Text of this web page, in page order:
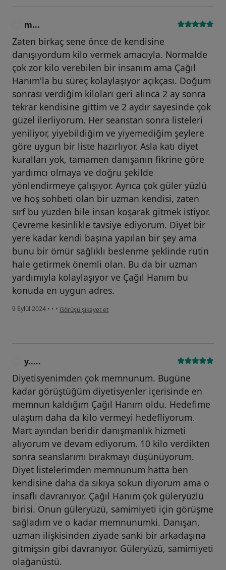
m...
Zaten birkaç sene önce de kendisine
danışıyordum kilo vermek amacıyla. Normalde
çok zor kilo verebilen bir insanım ama Çağıl
Hanım'la bu süreç kolaylaşıyor açıkçası. Doğum
sonrası verdiğim kiloları geri alınca 2 ay sonra
tekrar kendisine gittim ve 2 aydır sayesinde çok
güzel ilerliyorum. Her seanstan sonra listeleri
yeniliyor, yiyebildiğim ve yiyemediğim şeylere
göre uygun bir liste hazırlıyor. Asla katı diyet
kuralları yok, tamamen danışanın fikrine göre
yardımcı olmaya ve doğru şekilde
yönlendirmeye çalışıyor. Ayrıca çok güler yüzlü
ve hoş sohbeti olan bir uzman kendisi, zaten
sırf bu yüzden bile insan koşarak gitmek istiyor.
Çevreme kesinlikle tavsiye ediyorum. Diyet bir
yere kadar kendi başına yapılan bir şey ama
bunu bir ömür sağlıklı beslenme şeklinde rutin
hale getirmek önemli olan. Bu da bir uzman
yardımıyla kolaylaşıyor ve Çağıl Hanım bu
konuda en uygun adres.
9 Eylül 2024 • • • kullanıcının görüşüne göre m...
Görüşü şikayet et
y.....
Diyetisyenimden çok memnunum. Bugüne
kadar görüştüğüm diyetisyenler içerisinde en
memnun kaldığım Çağıl Hanım oldu. Hedefime
ulaştım daha da kilo vermeyi hedefliyorum.
Mart ayından beridir danışmanlık hizmeti
alıyorum ve devam ediyorum. 10 kilo verdikten
sonra seanslarımı bırakmayı düşünüyorum.
Diyet listelerimden memnunum hatta ben
kendisine daha da sıkıya sokun diyorum ama o
insaflı davranıyor. Çağıl Hanım çok güleryüzlü
birisi. Onun güleryüzü, samimiyeti için görüşme
sağladım ve o kadar memnunumki. Danışan,
uzman ilişkisinden ziyade sanki bir arkadaşına
gitmişsin gibi davranıyor. Güleryüzü, samimiyeti
olağanüstü.